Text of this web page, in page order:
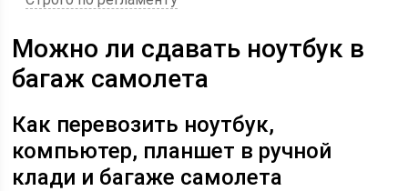
Можно ли сдавать ноутбук в
багаж самолета
Как перевозить ноутбук,
компьютер, планшет в ручной
клади и багаже самолета